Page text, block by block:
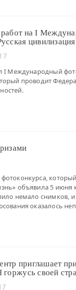
на I
I Международный
проводит
объявила 5
немало снимков,
оказалось
приглашает
горжусь своей